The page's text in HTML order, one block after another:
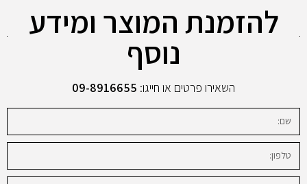
להזמנת המוצר ומידע
נוסף
השאירו פרטים או חייגו: 09-8916655